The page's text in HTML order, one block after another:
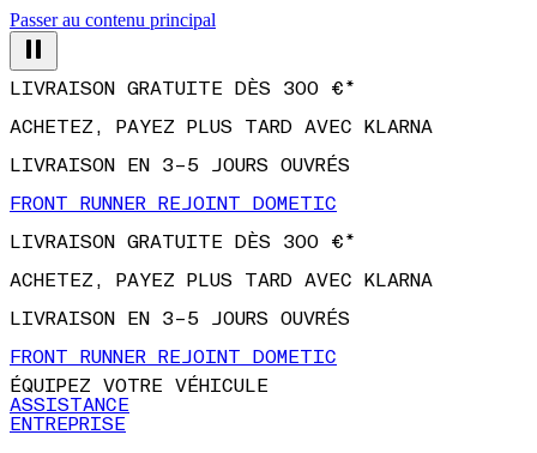
Passer au contenu principal
LIVRAISON GRATUITE DÈS 300 €*
ACHETEZ, PAYEZ PLUS TARD AVEC KLARNA
LIVRAISON EN 3–5 JOURS OUVRÉS
FRONT RUNNER REJOINT DOMETIC
LIVRAISON GRATUITE DÈS 300 €*
ACHETEZ, PAYEZ PLUS TARD AVEC KLARNA
LIVRAISON EN 3–5 JOURS OUVRÉS
FRONT RUNNER REJOINT DOMETIC
ÉQUIPEZ VOTRE VÉHICULE
ASSISTANCE
ENTREPRISE